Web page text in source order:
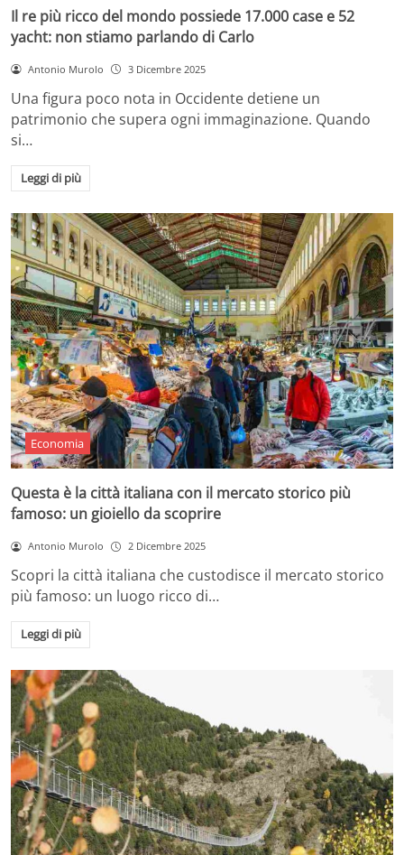
Il re più ricco del mondo possiede 17.000 case e 52
yacht: non stiamo parlando di Carlo
Antonio Murolo 3 Dicembre 2025
Una figura poco nota in Occidente detiene un
patrimonio che supera ogni immaginazione. Quando
si…
Leggi di più
Economia
Questa è la città italiana con il mercato storico più
famoso: un gioiello da scoprire
Antonio Murolo 2 Dicembre 2025
Scopri la città italiana che custodisce il mercato storico
più famoso: un luogo ricco di…
Leggi di più